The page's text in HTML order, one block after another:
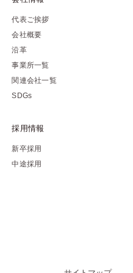
代表ご挨拶
会社概要
沿革
事業所一覧
関連会社一覧
SDGs
採用情報
新卒採用
中途採用